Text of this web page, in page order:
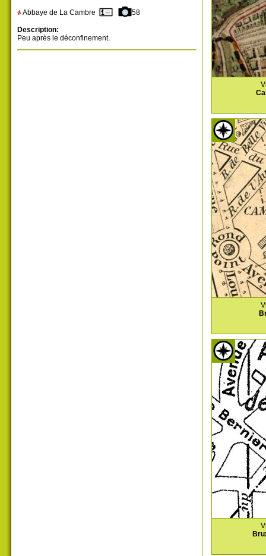
Abbaye de La Cambre 58
Description:
Peu après le déconfinement.